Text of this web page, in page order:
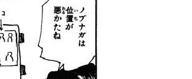
をお願いします。
に建てるのかわからない